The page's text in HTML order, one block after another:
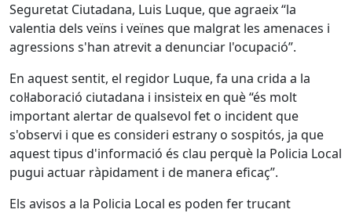
Seguretat Ciutadana, Luis Luque, que agraeix “la
valentia dels veïns i veïnes que malgrat les amenaces i
agressions s'han atrevit a denunciar l'ocupació”.
En aquest sentit, el regidor Luque, fa una crida a la
col·laboració ciutadana i insisteix en què “és molt
important alertar de qualsevol fet o incident que
s'observi i que es consideri estrany o sospitós, ja que
aquest tipus d'informació és clau perquè la Policia Local
pugui actuar ràpidament i de manera eficaç”.
Els avisos a la Policia Local es poden fer trucant